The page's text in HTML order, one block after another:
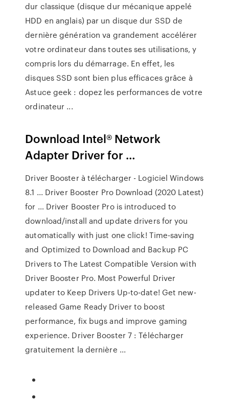
dur classique (disque dur mécanique appelé
HDD en anglais) par un disque dur SSD de
dernière génération va grandement accélérer
votre ordinateur dans toutes ses utilisations, y
compris lors du démarrage. En effet, les
disques SSD sont bien plus efficaces grâce à
Astuce geek : dopez les performances de votre
ordinateur ...
Download Intel® Network
Adapter Driver for …
Driver Booster à télécharger - Logiciel Windows
8.1 ... Driver Booster Pro Download (2020 Latest)
for … Driver Booster Pro is introduced to
download/install and update drivers for you
automatically with just one click! Time-saving
and Optimized to Download and Backup PC
Drivers to The Latest Compatible Version with
Driver Booster Pro. Most Powerful Driver
updater to Keep Drivers Up-to-date! Get new-
released Game Ready Driver to boost
performance, fix bugs and improve gaming
experience. Driver Booster 7 : Télécharger
gratuitement la dernière ...